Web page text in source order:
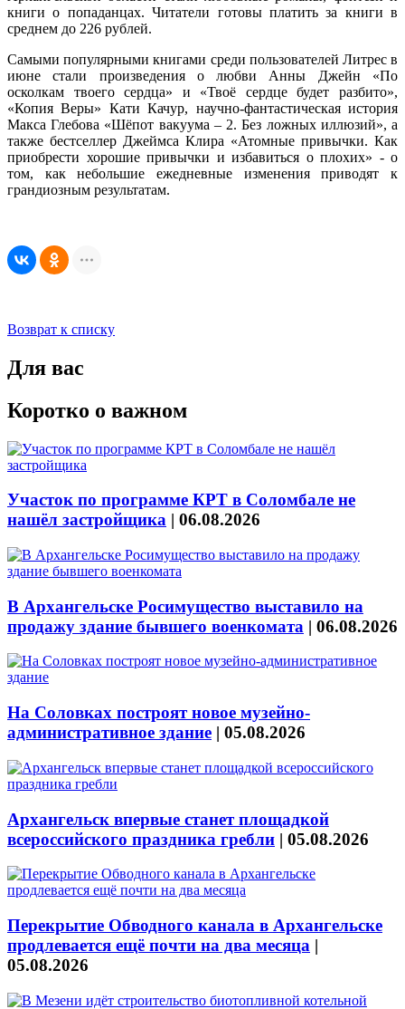
книги о попаданцах. Читатели готовы платить за книги в
среднем до 226 рублей.
Самыми популярными книгами среди пользователей Литрес в
июне стали произведения о любви Анны Джейн «По
осколкам твоего сердца» и «Твоё сердце будет разбито»,
«Копия Веры» Кати Качур, научно-фантастическая история
Макса Глебова «Шёпот вакуума – 2. Без ложных иллюзий», а
также бестселлер Джеймса Клира «Атомные привычки. Как
приобрести хорошие привычки и избавиться о плохих» - о
том, как небольшие ежедневные изменения приводят к
грандиозным результатам.
Возврат к списку
Для вас
Коротко о важном
Участок по программе КРТ в Соломбале не
нашёл застройщика | 06.08.2026
В Архангельске Росимущество выставило на
продажу здание бывшего военкомата | 06.08.2026
На Соловках построят новое музейно-
административное здание | 05.08.2026
Архангельск впервые станет площадкой
всероссийского праздника гребли | 05.08.2026
Перекрытие Обводного канала в Архангельске
продлевается ещё почти на два месяца |
05.08.2026